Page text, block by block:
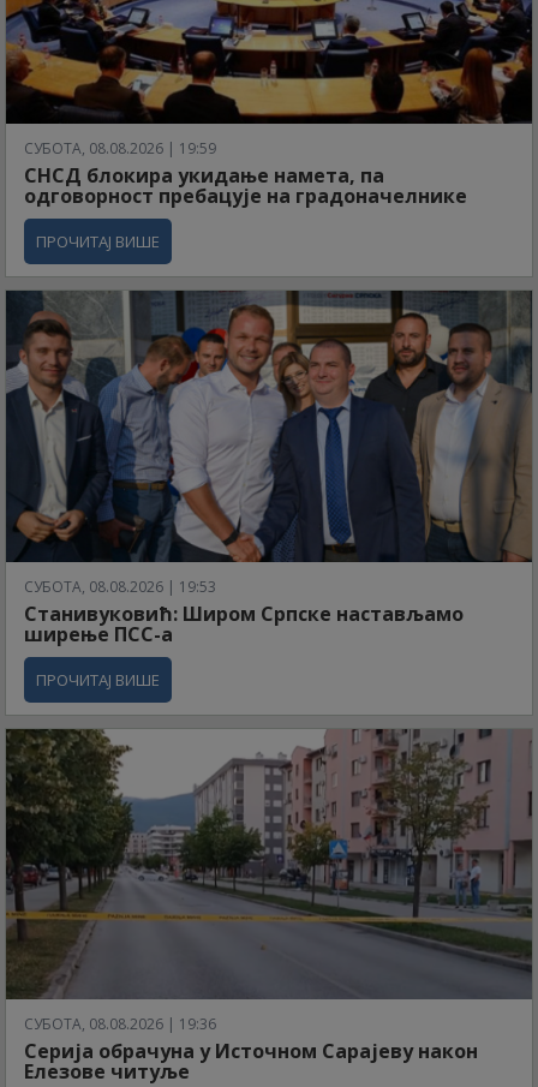
СУБОТА, 08.08.2026 | 19:59
СНСД блокира укидање намета, па
одговорност пребацује на градоначелнике
ПРОЧИТАЈ ВИШЕ
СУБОТА, 08.08.2026 | 19:53
Станивуковић: Широм Српске настављамо
ширење ПСС-а
ПРОЧИТАЈ ВИШЕ
СУБОТА, 08.08.2026 | 19:36
Серија обрачуна у Источном Сарајеву након
Елезове читуље